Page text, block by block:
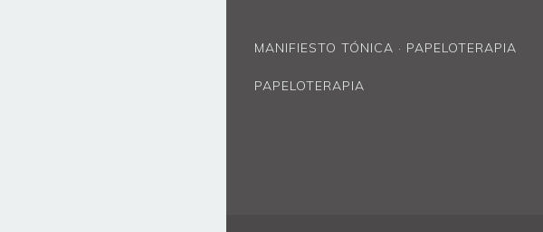
MANIFIESTO TÓNICA · PAPELOTERAPIA
PAPELOTERAPIA